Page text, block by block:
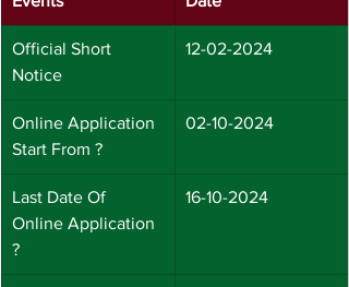
Official Short
Notice
12-02-2024
Online Application
Start From ?
02-10-2024
Last Date Of
Online Application
?
16-10-2024